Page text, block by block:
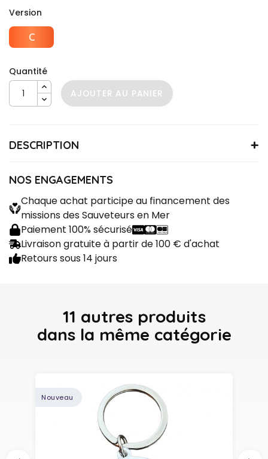
Version
C
Quantité
AJOUTER AU PANIER
DESCRIPTION
Diamètre : 40 mm
NOS ENGAGEMENTS
Chaque achat participe au financement des
missions des Sauveteurs en Mer
Paiement 100% sécurisé
Livraison gratuite à partir de 100 € d'achat
Retours sous 14 jours
11 autres produits
dans la même catégorie
Nouveau